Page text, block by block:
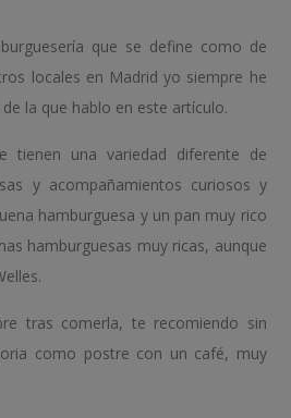
que se define como de
locales en Madrid yo siempre he
la que hablo en este artículo.
tienen una variedad diferente de
y acompañamientos curiosos y
hamburguesa y un pan muy rico
hamburguesas muy ricas, aunque
tras comerla, te recomiendo sin
como postre con un café, muy